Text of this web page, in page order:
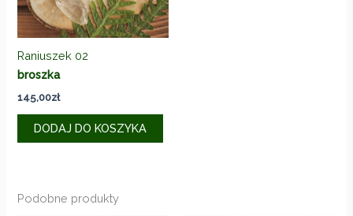
Raniuszek 02
broszka
145,00zł
DODAJ DO KOSZYKA
Podobne produkty